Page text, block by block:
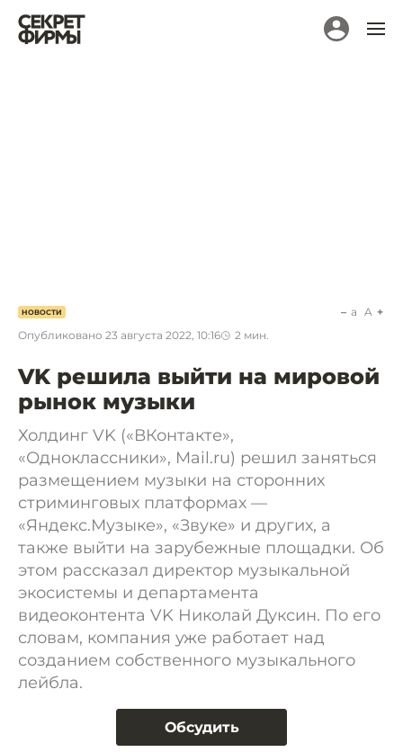
НОВОСТИ
Опубликовано 23 августа 2022, 10:16 2 мин.
a A
VK решила выйти на мировой
рынок музыки
Холдинг VK («ВКонтакте»,
«Одноклассники», Mail.ru) решил заняться
размещением музыки на сторонних
стриминговых платформах —
«Яндекс.Музыке», «Звуке» и других, а
также выйти на зарубежные площадки. Об
этом рассказал директор музыкальной
экосистемы и департамента
видеоконтента VK Николай Дуксин. По его
словам, компания уже работает над
созданием собственного музыкального
лейбла.
Обсудить